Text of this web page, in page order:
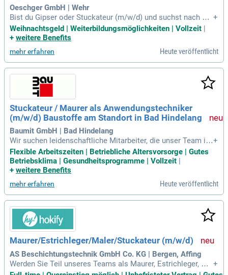
Oeschger GmbH | Wehr
Bist du Gipser oder Stuckateur (m/w/d) und suchst nach ein
er neuen Herausforderung? Bei Gipser Oeschger bieten wir d
ir die Möglichkeit, deine Kreativität und Fähigkeiten optimal
auf Zuverlässigkeit und Eigenverantwortung legt. Wir garanti
eren dir einen sicheren Arbeitsplatz, faire Entlohnung sowie
Prämien und Mitarbeitervorteile. Genieße zudem Weiterbildu
ngsangebote und hochwertige Arbeitsmittel. Bewirb dich jet
zt und profitiere von attraktiven Zusatzleistungen wie Weihn
achtsgeld und Altersvorsorge!
+
Weihnachtsgeld | Weiterbildungsmöglichkeiten | Vollzeit |
+ weitere Benefits
mehr erfahren Heute veröffentlicht
Stuckateur / Maurer als Anwendungstechniker
(m/w/d) Baustoffe am Standort in Bad Hindelang
Baumit GmbH | Bad Hindelang
Wir suchen leidenschaftliche Mitarbeiter, die unser Team im
Bauwesen unterstützen. Ihre Aufgaben umfassen anwendun
gstechnische Bewertungen, Produktentwicklungen und die Ü
berprüfung von Reklamationen. Ideale Bewerber bringen ein
gt mit Meisterabschluss. Praktische Erfahrung mit Putz- und
Mörtelsystemen ist von Vorteil. Freuen Sie sich auf flexible
Arbeitszeiten, 30 Tage Urlaub und KITA-Zuschüsse. Werden
Sie Teil unseres Erfolges und profitieren Sie von einer betrie
blichen Altersvorsorge!
+
Flexible Arbeitszeiten | Betriebliche Altersvorsorge | Gutes
Betriebsklima | Gesundheitsprogramme | Vollzeit
+ weitere Benefits
mehr erfahren Heute veröffentlicht
Maurer/Estrichleger/Maler/Stuckateur (m/w/d)
AS Beschichtungstechnik GmbH Co. KG | Bergen, Affing
Werden Sie Teil unseres Teams als Maurer, Estrichleger, Ma
ler oder Stuckateur (m/w/d) – Quereinsteiger sind willkom
+